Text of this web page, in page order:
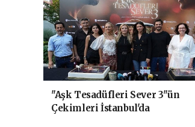
"Aşk Tesadüfleri Sever 3"ün
Çekimleri İstanbul'da